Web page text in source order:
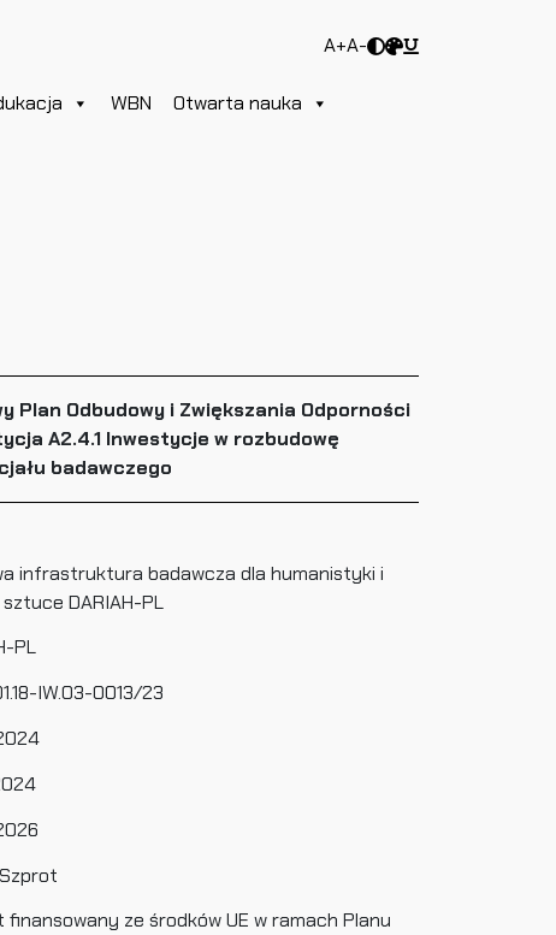
A+A-
WBN Otwarta nauka
Plan Odbudowy i Zwiększania Odporności
A2.4.1 Inwestycje w rozbudowę
badawczego
infrastruktura badawcza dla humanistyki i
DARIAH-PL
PL
IW.03-0013/23
finansowany ze środków UE w ramach Planu